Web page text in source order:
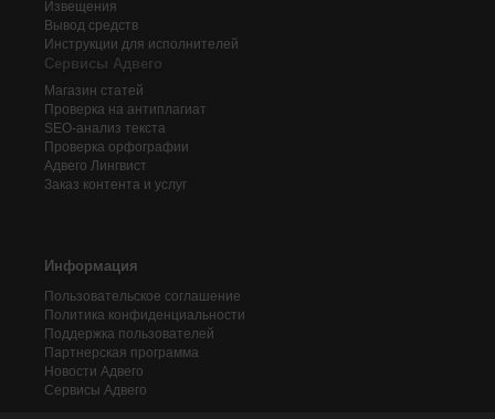
Извещения
Вывод средств
Инструкции для исполнителей
Сервисы Адвего
Магазин статей
Проверка на антиплагиат
SEO-анализ текста
Проверка орфографии
Адвего Лингвист
Заказ контента и услуг
Информация
Пользовательское соглашение
Политика конфиденциальности
Поддержка пользователей
Партнерская программа
Новости Адвего
Сервисы Адвего